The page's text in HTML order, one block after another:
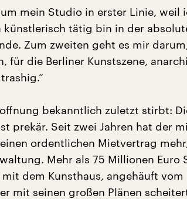
mein Studio in erster Linie, weil
künstlerisch tätig bin in der
Zum zweiten geht es mir
für die Berliner Kunstszene,
bekanntlich zuletzt stirbt:
prekär. Seit zwei Jahren hat der
ordentlichen Mietvertrag
Mehr als 75 Millionen Euro
dem Kunsthaus, angehäuft
mit seinen großen Plänen